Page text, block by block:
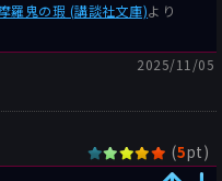
羅鬼の瑕 (講談社文庫)より
2025/11/05
(5pt)